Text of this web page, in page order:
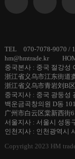
TEL 070-7078-9070
hm@hmtrade.kr
중국본사 : 중국 절강성
浙江省义乌市江东街道
浙江省义乌市青岩刘B
중국지사 : 중국 광둥성
백운금곡창의원 D동
广州市白云区棠新西街
서울지사 : 서울시 성동
인천지사 : 인천광역시
Copyright 2023 HM